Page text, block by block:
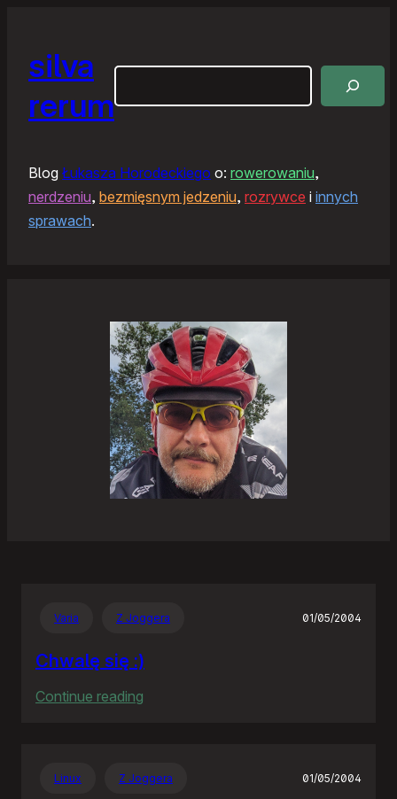
silva
rerum
Blog Łukasza Horodeckiego o: rowerowaniu,
nerdzeniu, bezmięsnym jedzeniu, rozrywce i innych
sprawach.
Varia Z Joggera 01/05/2004
Chwalę się :)
Continue reading
Linux Z Joggera 01/05/2004